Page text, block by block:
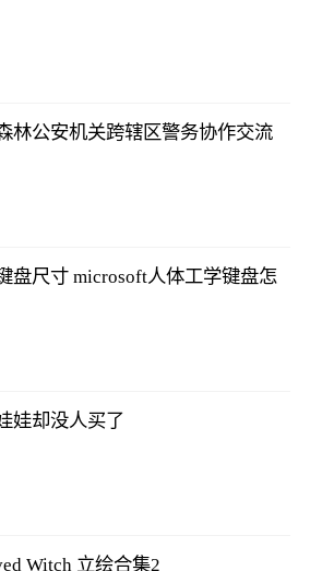
林公安机关跨辖区警务协作交流
盘尺寸 microsoft人体工学键盘怎
娃却没人买了
Witch 立绘合集2